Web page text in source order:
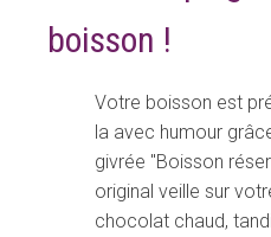
boisson !
Votre boisson est
la avec humour
givrée "Boisson
original veille sur
chocolat chaud,